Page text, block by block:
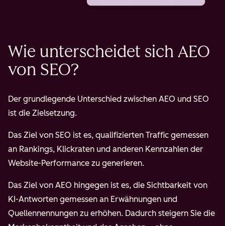
Wie unterscheidet sich AEO
von SEO?
Der grundlegende Unterschied zwischen AEO und SEO
ist die Zielsetzung.
Das Ziel von SEO ist es, qualifizierten Traffic gemessen
an Rankings, Klickraten und anderen Kennzahlen der
Website-Performance zu generieren.
Das Ziel von AEO hingegen ist es, die Sichtbarkeit von
KI-Antworten gemessen an Erwähnungen und
Quellennennungen zu erhöhen. Dadurch steigern Sie die